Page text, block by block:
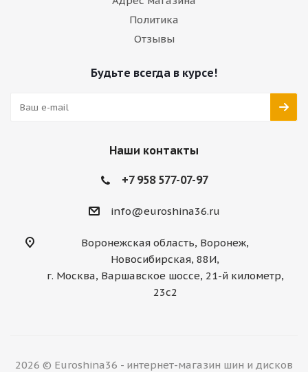
Политика
Отзывы
Будьте всегда в курсе!
Наши контакты
+7 958 577-07-97
info@euroshina36.ru
Воронежская область, Воронеж,
Новосибирская, 88И,
г. Москва, Варшавское шоссе, 21-й километр,
23с2
2026 © Euroshina36 - интернет-магазин шин и дисков